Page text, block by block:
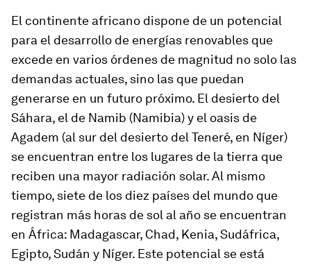
El continente africano dispone de un potencial
para el desarrollo de energías renovables que
excede en varios órdenes de magnitud no solo las
demandas actuales, sino las que puedan
generarse en un futuro próximo. El desierto del
Sáhara, el de Namib (Namibia) y el oasis de
Agadem (al sur del desierto del Teneré, en Níger)
se encuentran entre los lugares de la tierra que
reciben una mayor radiación solar. Al mismo
tiempo, siete de los diez países del mundo que
registran más horas de sol al año se encuentran
en África: Madagascar, Chad, Kenia, Sudáfrica,
Egipto, Sudán y Níger. Este potencial se está